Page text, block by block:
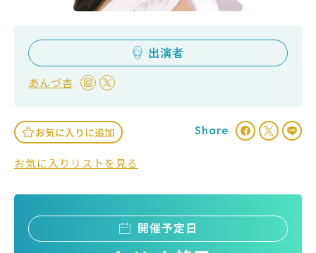
出演者
あんづ杏
お気に入りに追加
お気に入りリストを見る
Share
開催予定日